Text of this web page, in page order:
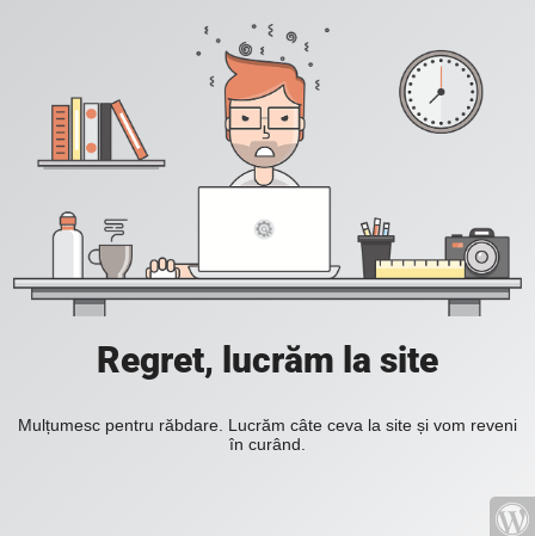
Regret, lucrăm la site
Mulțumesc pentru răbdare. Lucrăm câte ceva la site și vom reveni
în curând.